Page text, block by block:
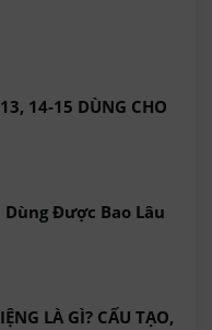
14-15 DÙNG CHO
Được Bao Lâu
LÀ GÌ? CẤU TẠO,